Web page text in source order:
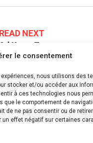
le consentement
nous utilisons des
stocker et/ou accéder aux
à ces technologies nous
que le comportement de
de ne pas consentir ou de
un effet négatif sur certaines
READ NEXT
Od Yoter Tov